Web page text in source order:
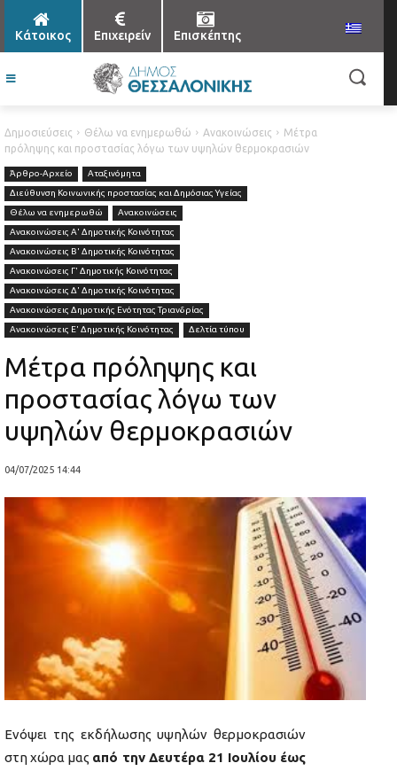
Κάτοικος Επιχειρείν Επισκέπτης
Δημοσιεύσεις Θέλω να ενημερωθώ Ανακοινώσεις
Μέτρα
πρόληψης και προστασίας λόγω των υψηλών θερμοκρασιών
Άρθρο-Αρχείο
Αταξινόμητα
Διεύθυνση Κοινωνικής προστασίας και Δημόσιας Υγείας
Θέλω να ενημερωθώ
Ανακοινώσεις
Ανακοινώσεις Α' Δημοτικής Κοινότητας
Ανακοινώσεις Β' Δημοτικής Κοινότητας
Ανακοινώσεις Γ' Δημοτικής Κοινότητας
Ανακοινώσεις Δ' Δημοτικής Κοινότητας
Ανακοινώσεις Δημοτικής Ενότητας Τριανδρίας
Ανακοινώσεις Ε' Δημοτικής Κοινότητας
Δελτία τύπου
Μέτρα πρόληψης και
προστασίας λόγω των
υψηλών θερμοκρασιών
04/07/2025 14:44
Ενόψει της εκδήλωσης υψηλών θερμοκρασιών
στη χώρα μας από την Δευτέρα 21 Ιουλίου έως